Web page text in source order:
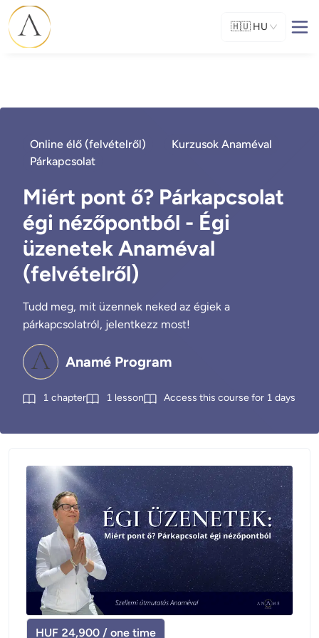
🇭🇺 HU
Online élő (felvételről)
Kurzusok Anaméval
Párkapcsolat
Miért pont ő? Párkapcsolat
égi nézőpontból - Égi
üzenetek Anaméval
(felvételről)
Tudd meg, mit üzennek neked az égiek a
párkapcsolatról, jelentkezz most!
Anamé Program
1 chapter 1 lesson Access this course for 1 days
HUF 24,900 / one time